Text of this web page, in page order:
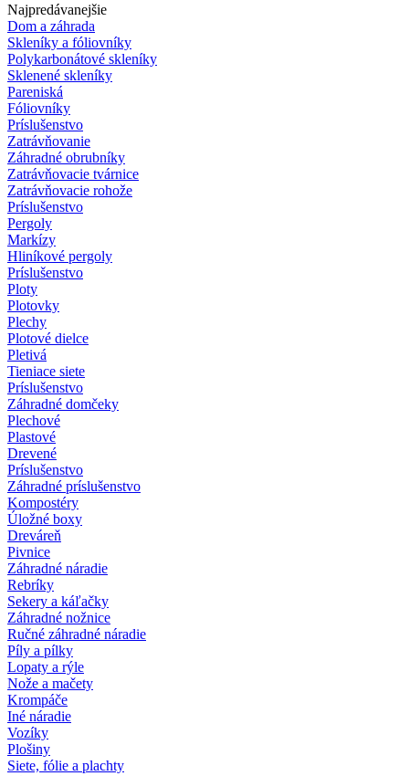
Najpredávanejšie
Dom a záhrada
Skleníky a fóliovníky
Polykarbonátové skleníky
Sklenené skleníky
Pareniská
Fóliovníky
Príslušenstvo
Zatrávňovanie
Záhradné obrubníky
Zatrávňovacie tvárnice
Zatrávňovacie rohože
Príslušenstvo
Pergoly
Markízy
Hliníkové pergoly
Príslušenstvo
Ploty
Plotovky
Plechy
Plotové dielce
Pletivá
Tieniace siete
Príslušenstvo
Záhradné domčeky
Plechové
Plastové
Drevené
Príslušenstvo
Záhradné príslušenstvo
Kompostéry
Úložné boxy
Dreváreň
Pivnice
Záhradné náradie
Rebríky
Sekery a káľačky
Záhradné nožnice
Ručné záhradné náradie
Píly a pílky
Lopaty a rýle
Nože a mačety
Krompáče
Iné náradie
Vozíky
Plošiny
Siete, fólie a plachty